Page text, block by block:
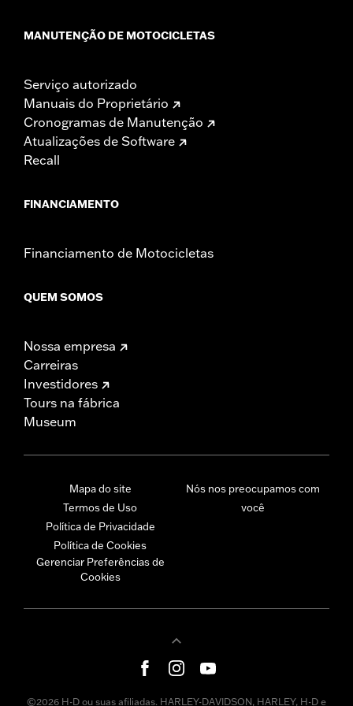
MANUTENÇÃO DE MOTOCICLETAS
Serviço autorizado
Manuais do Proprietário
Cronogramas de Manutenção
Atualizações de Software
Recall
FINANCIAMENTO
Financiamento de Motocicletas
QUEM SOMOS
Nossa empresa
Carreiras
Investidores
Tours na fábrica
Museum
Mapa do site
Termos de Uso
Política de Privacidade
Política de Cookies
Gerenciar Preferências de
Cookies
Nós nos preocupamos com
você
©2026 H-D ou suas afiliadas. HARLEY-DAVIDSON, HARLEY, H-D e